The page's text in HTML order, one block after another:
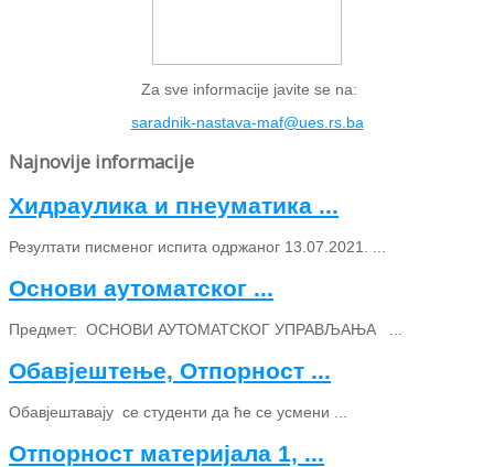
Za sve informacije javite se na:
saradnik-nastava-maf@ues.rs.ba
Najnovije informacije
Хидраулика и пнеуматика ...
Резултати писменог испита одржаног 13.07.2021. ...
Основи аутоматског ...
Предмет: ОСНОВИ АУТОМАТСКОГ УПРАВЉАЊА ...
Обавјештење, Отпорност ...
Обавјештавају се студенти да ће се усмени ...
Отпорност материјала 1, ...